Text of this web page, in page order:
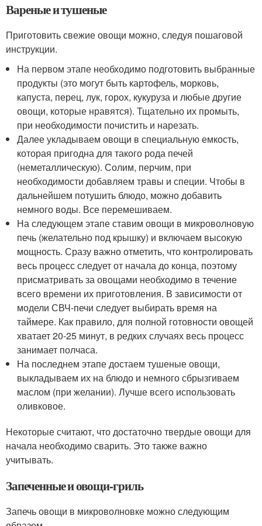
Вареные и тушеные
Приготовить свежие овощи можно, следуя пошаговой
инструкции.
На первом этапе необходимо подготовить выбранные
продукты (это могут быть картофель, морковь,
капуста, перец, лук, горох, кукуруза и любые другие
овощи, которые нравятся). Тщательно их промыть,
при необходимости почистить и нарезать.
Далее укладываем овощи в специальную емкость,
которая пригодна для такого рода печей
(неметаллическую). Солим, перчим, при
необходимости добавляем травы и специи. Чтобы в
дальнейшем потушить блюдо, можно добавить
немного воды. Все перемешиваем.
На следующем этапе ставим овощи в микроволновую
печь (желательно под крышку) и включаем высокую
мощность. Сразу важно отметить, что контролировать
весь процесс следует от начала до конца, поэтому
присматривать за овощами необходимо в течение
всего времени их приготовления. В зависимости от
модели СВЧ-печи следует выбирать время на
таймере. Как правило, для полной готовности овощей
хватает 20-25 минут, в редких случаях весь процесс
занимает полчаса.
На последнем этапе достаем тушеные овощи,
выкладываем их на блюдо и немного сбрызгиваем
маслом (при желании). Лучше всего использовать
оливковое.
Некоторые считают, что достаточно твердые овощи для
начала необходимо сварить. Это также важно
учитывать.
Запеченные и овощи-гриль
Запечь овощи в микроволновке можно следующим